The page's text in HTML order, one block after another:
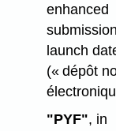
enhanced
submission
launch
(« dépôt
"PYF", in